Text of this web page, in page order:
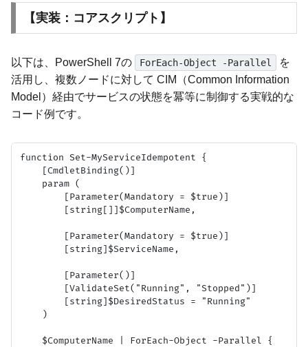
【実装：コアスクリプト】
以下は、PowerShell 7の ForEach-Object -Parallel
を
活用し、複数ノードに対して CIM（Common Information
Model）経由でサービスの状態を冪等に制御する実戦的な
コード例です。
function Set-MyServiceIdempotent {
    [CmdletBinding()]
    param (
        [Parameter(Mandatory = $true)]
        [string[]]$ComputerName,
        [Parameter(Mandatory = $true)]
        [string]$ServiceName,
        [Parameter()]
        [ValidateSet("Running", "Stopped")]
        [string]$DesiredStatus = "Running"
    )
    $ComputerName | ForEach-Object -Parallel {